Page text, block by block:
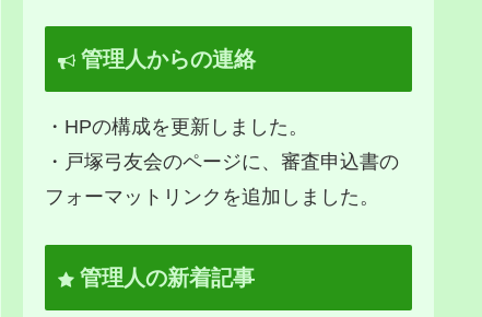
管理人からの連絡
・HPの構成を更新しました。
・戸塚弓友会のページに、審査申込書の
フォーマットリンクを追加しました。
管理人の新着記事